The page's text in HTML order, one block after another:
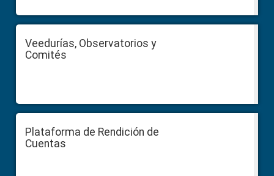
Veedurías, Observatorios y
Comités
Plataforma de Rendición de
Cuentas